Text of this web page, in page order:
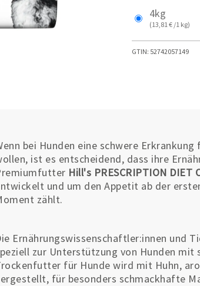
4kg
(13,81 € /1 kg)
GTIN: 52742057149
bei Hunden eine schwere
ist es entscheidend, dass ihre
Hill's PRESCRIPTION DIET
und um den Appetit ab der
zählt.
Ernährungswissenschaftler:innen und
zur Unterstützung von Hunden
für Hunde wird mit Huhn,
für besonders schmackhafte